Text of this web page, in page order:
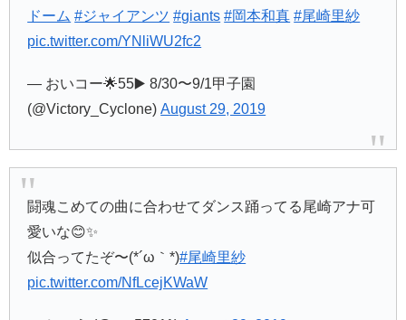
ドーム #ジャイアンツ #giants #岡本和真 #尾崎里紗
pic.twitter.com/YNliWU2fc2
— おいコー🌟55▶️ 8/30〜9/1甲子園
(@Victory_Cyclone)August 29, 2019
闘魂こめての曲に合わせてダンス踊ってる尾崎アナ可
愛いな😊✨
似合ってたぞ〜(*´ω｀*)#尾崎里紗
pic.twitter.com/NfLcejKWaW